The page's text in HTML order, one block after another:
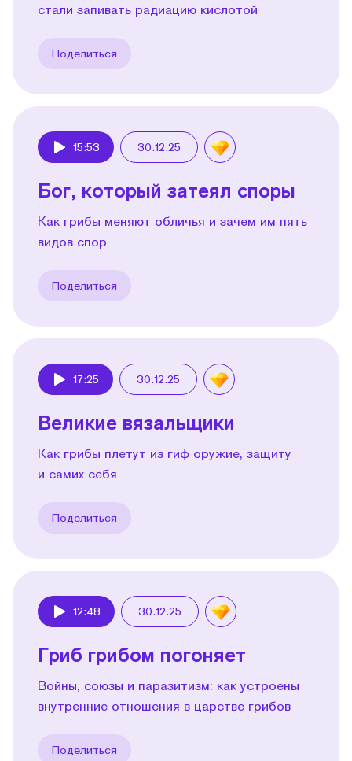
стали запивать радиацию кислотой
Поделиться
15:53 30.12.25
Бог, который затеял споры
Как грибы меняют обличья и зачем им пять
видов спор
Поделиться
17:25 30.12.25
Великие вязальщики
Как грибы плетут из гиф оружие, защиту
и самих себя
Поделиться
12:48 30.12.25
Гриб грибом погоняет
Войны, союзы и паразитизм: как устроены
внутренние отношения в царстве грибов
Поделиться